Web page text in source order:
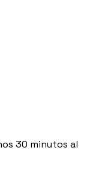
30 minutos al